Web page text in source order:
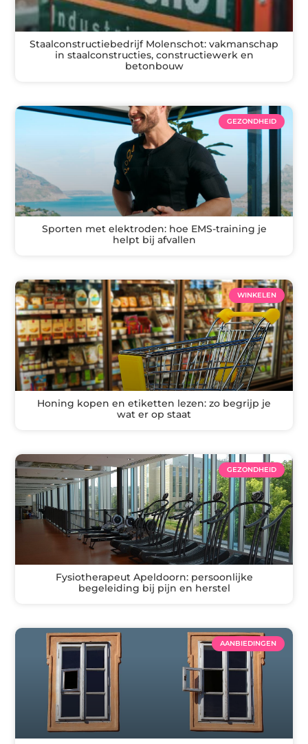
Staalconstructiebedrijf Molenschot: vakmanschap
in staalconstructies, constructiewerk en
betonbouw
GEZONDHEID
Sporten met elektroden: hoe EMS-training je
helpt bij afvallen
WINKELEN
Honing kopen en etiketten lezen: zo begrijp je
wat er op staat
GEZONDHEID
Fysiotherapeut Apeldoorn: persoonlijke
begeleiding bij pijn en herstel
AANBIEDINGEN